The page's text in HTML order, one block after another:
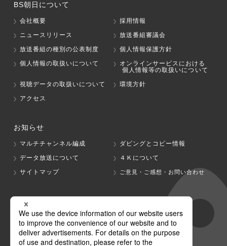
BS朝日について
会社概要
採用情報
ニュースリリース
放送番組審議会
放送番組の種別の公表制度
個人情報保護方針
個人情報の取扱いについて
オンラインサービスにおける
個人情報等の取扱いについて
視聴データの取扱いについて
環境方針
アクセス
お知らせ
マルチチャンネル編成
ダビングとコピー情報
データ放送について
４Ｋについて
サイトマップ
ご意見・ご感想・お問い合わせ
グループ会社
テレビ朝日 テレ朝チャンネル